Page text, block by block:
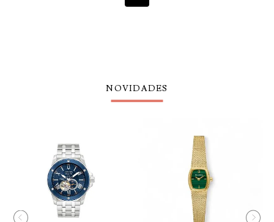
NOVIDADES